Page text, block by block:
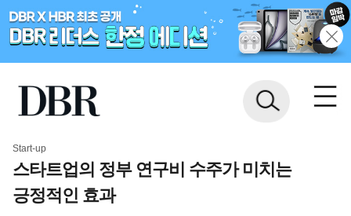
Start-up
스타트업의 정부 연구비 수주가 미치는
긍정적인 효과